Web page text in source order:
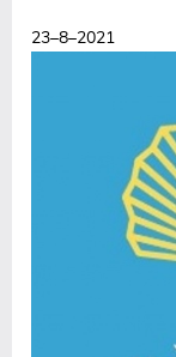
23–8–2021